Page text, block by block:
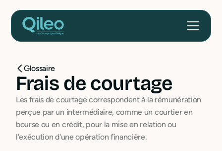
Glossaire
Frais de courtage
Les frais de courtage correspondent à la rémunération
perçue par un intermédiaire, comme un courtier en
bourse ou en crédit, pour la mise en relation ou
l'exécution d'une opération financière.